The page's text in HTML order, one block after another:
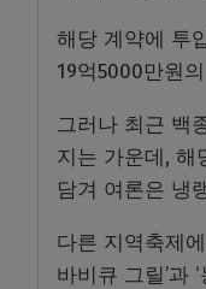
해당 계약에 투
19억5000만원
그러나 최근 백
지는 가운데, 해
담겨 여론은 냉
다른 지역축제
바비큐 그릴’과